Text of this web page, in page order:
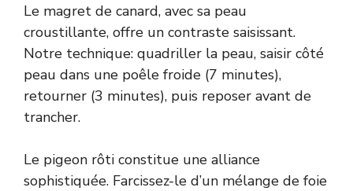
Le magret de canard, avec sa peau
croustillante, offre un contraste saisissant.
Notre technique: quadriller la peau, saisir côté
peau dans une poêle froide (7 minutes),
retourner (3 minutes), puis reposer avant de
trancher.
Le pigeon rôti constitue une alliance
sophistiquée. Farcissez-le d’un mélange de foie